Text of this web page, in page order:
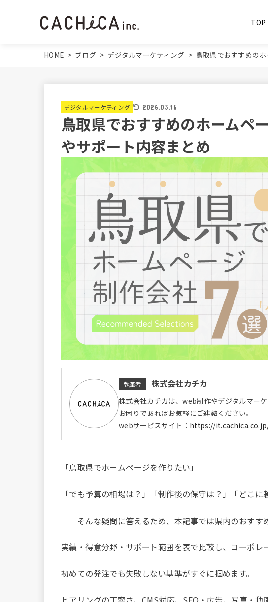
TOP
HOME > ブログ > デジタルマーケティング > 鳥取県でおすすめの
デジタルマーケティング 2026.03.16
鳥取県でおすすめのホームペ
やサポート内容まとめ
執筆者 株式会社カチカ
株式会社カチカは、web制作やデジタルマー
お困りであればお気軽にご連絡ください。
webサービスサイト： https://
「鳥取県でホームページを作りたい」
「でも予算の相場は？」「制作後の保守は？」「どこ
──そんな疑問に答えるため、本記事では県内のおすす
実績・得意分野・サポート範囲を表で比較し、コーポレ
初めての発注でも失敗しない基準がすぐに掴めます。